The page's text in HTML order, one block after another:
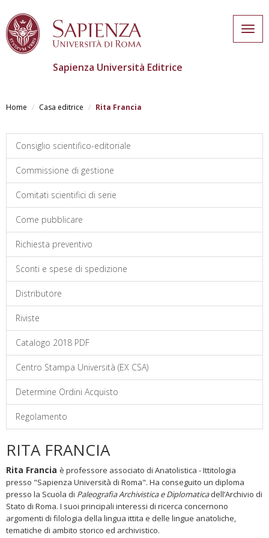
contenuto
Sapienza Università Editrice
Home Casa editrice Rita Francia
Consiglio scientifico-editoriale
Commissione di gestione
Comitati scientifici di serie
Come pubblicare
Richiesta preventivo
Sconti e spese di spedizione
Distributore
Riviste
Catalogo 2018 PDF
Centro Stampa Università (EX CSA)
Determine Ordini Acquisto
Regolamento
RITA FRANCIA
Rita Francia è professore associato di Anatolistica - Ittitologia
presso "Sapienza Università di Roma". Ha conseguito un diploma
presso la Scuola di Paleografia Archivistica e Diplomaticadell’Archivio di
Stato di Roma. I suoi principali interessi di ricerca concernono
argomenti di filologia della lingua ittita e delle lingue anatoliche,
tematiche di ambito storico ed archivistico.